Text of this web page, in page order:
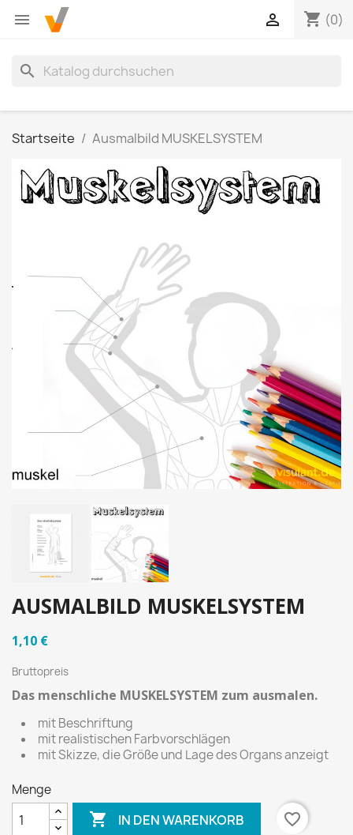
 shopping_cart (0)

search
Startseite Ausmalbild MUSKELSYSTEM
AUSMALBILD MUSKELSYSTEM
1,10 €
Bruttopreis
Das menschliche MUSKELSYSTEM zum ausmalen.
mit Beschriftung
mit realistischen Farbvorschlägen
mit Skizze, die Größe und Lage des Organs anzeigt
Menge
 IN DEN WARENKORB favorite_border